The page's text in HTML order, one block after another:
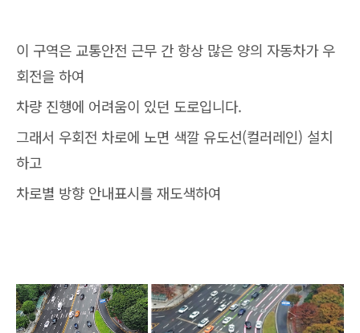
이 구역은 교통안전 근무 간 항상 많은 양의 자동차가 우
회전을 하여
차량 진행에 어려움이 있던 도로입니다.
그래서 우회전 차로에 노면 색깔 유도선(컬러레인) 설치
하고
차로별 방향 안내표시를 재도색하여